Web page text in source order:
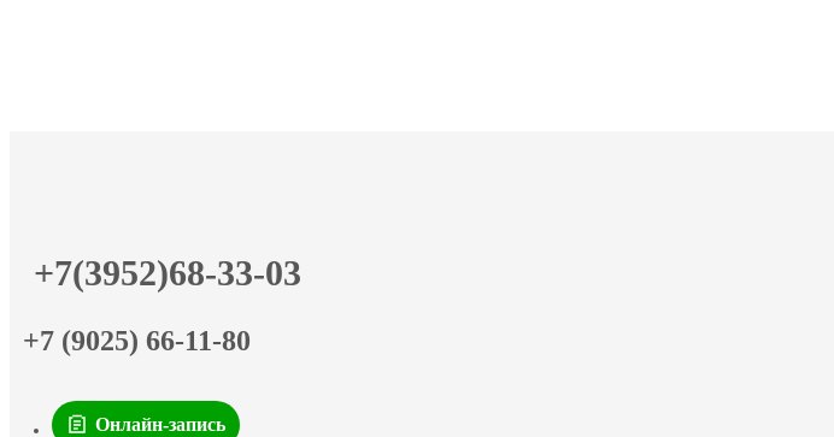
+7(3952)68-33-03
+7 (9025) 66-11-80
Онлайн-запись